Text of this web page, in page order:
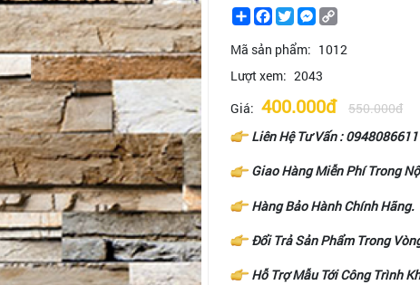
ShareFacebook
TwitterMessenger
Mã sản phẩm: 1012
Lượt xem: 2043
Giá: 400.000đ
550.000đ
Liên Hệ Tư Vấn :0948086611
Giao Hàng Miễn Phí Trong
Hàng Bảo Hành Chính Hãng.
Đổi Trả Sản Phẩm Trong
Hỗ Trợ Mẫu Tới Công Trình